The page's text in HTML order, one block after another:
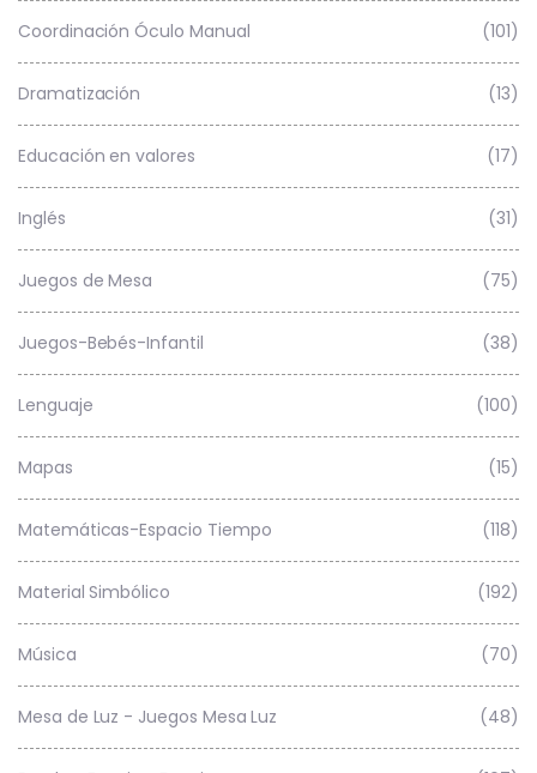
Coordinación Óculo Manual (101)
Dramatización (13)
Educación en valores (17)
Inglés (31)
Juegos de Mesa (75)
Juegos-Bebés-Infantil (38)
Lenguaje (100)
Mapas (15)
Matemáticas-Espacio Tiempo (118)
Material Simbólico (192)
Música (70)
Mesa de Luz - Juegos Mesa Luz (48)